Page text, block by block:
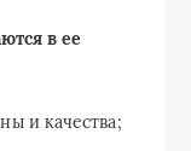
в ее
и качества;